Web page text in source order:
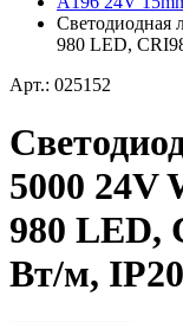
Светодиодная
980 LED,
Арт.: 025152
5000 24V
980 LED,
Вт/м,